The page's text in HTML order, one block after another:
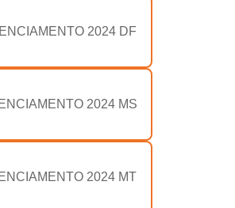
2024 DF
2024 MS
2024 MT